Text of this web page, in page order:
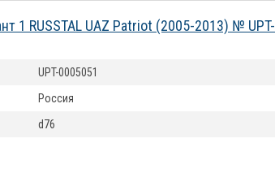
1 RUSSTAL UAZ Patriot (2005-2013) № UPT-
UPT-0005051
Россия
d76